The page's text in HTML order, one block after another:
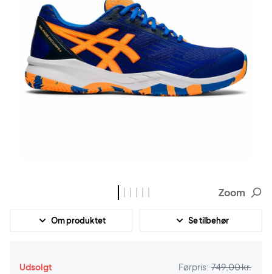
Zoom
Om produktet Se tilbehør
Udsolgt
Førpris: 749,00 kr.